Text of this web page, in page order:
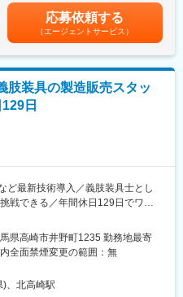
当上記以外の固定手当：役職手
あくまでも目安の金額であり、選
ります。月給(月額)は固定手当を含
応募依頼する
（エージェントサービス）
肢装具の製造販売スタッ
日
ど最新技術導入／義肢装具士とし
戦できる／年間休日129日でワー
フとして、義肢装具士免許を活か
者様のサポートや義肢・装具の企
まで一貫してご担当いただきま
様対応や、3Dプリンター、
県高崎市井野町1235 勤務地最寄
全面禁煙変更の範囲：無
、北高崎駅